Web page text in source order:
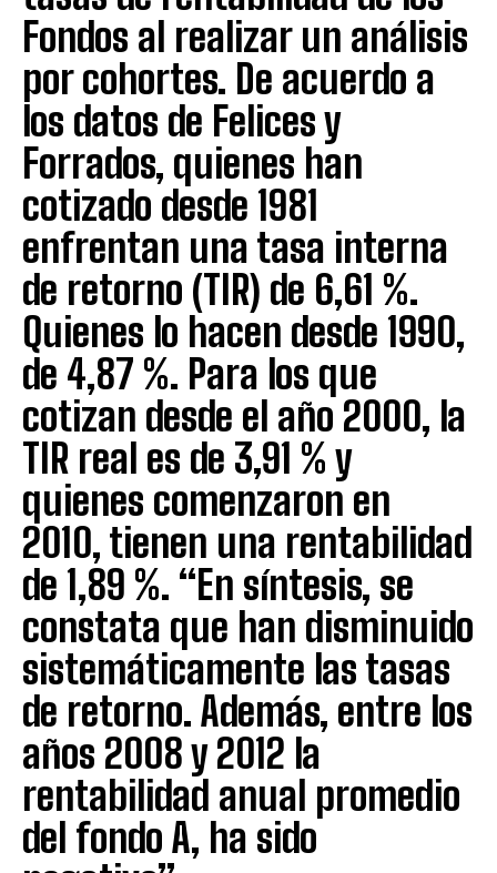
Fondos al realizar un análisis
por cohortes. De acuerdo a
los datos de Felices y
Forrados, quienes han
cotizado desde 1981
enfrentan una tasa interna
de retorno (TIR) de 6,61 %.
Quienes lo hacen desde 1990,
de 4,87 %. Para los que
cotizan desde el año 2000, la
TIR real es de 3,91 % y
quienes comenzaron en
2010, tienen una rentabilidad
de 1,89 %. “En síntesis, se
constata que han disminuido
sistemáticamente las tasas
de retorno. Además, entre los
años 2008 y 2012 la
rentabilidad anual promedio
del fondo A, ha sido